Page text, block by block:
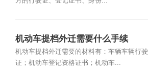
机动车提档外迁需要什么手续
机动车提档外迁需要的材料有：车辆车辆行驶
证；机动车登记资格证书；机动车...